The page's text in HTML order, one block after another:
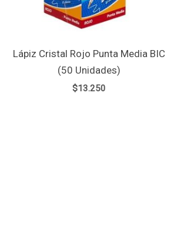
Lápiz Cristal Rojo Punta Media BIC
(50 Unidades)
$13.250